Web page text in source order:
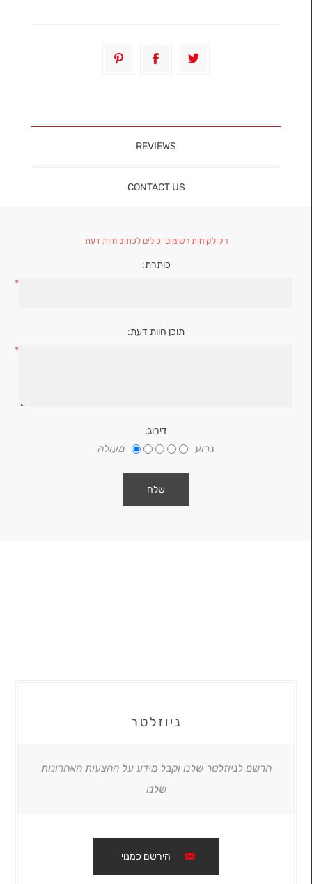
REVIEWS
CONTACT US
רק לקוחות רשומים יכולים לכתוב חוות דעת
כותרת:
*
תוכן חוות דעת:
*
דירוג:
גרוע מעולה
ניוזלטר
הרשם לניוזלטר שלנו וקבל מידע על ההצעות האחרונות
שלנו
הירשם כמנוי